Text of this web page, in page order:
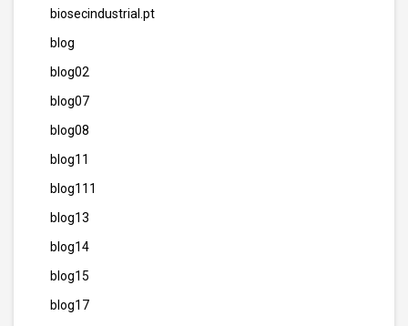
biosecindustrial.pt
blog
blog02
blog07
blog08
blog11
blog111
blog13
blog14
blog15
blog17